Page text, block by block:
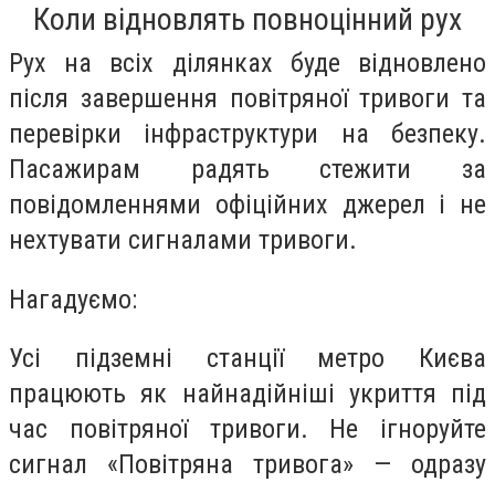
Коли відновлять повноцінний рух
Рух на всіх ділянках буде відновлено
після завершення повітряної тривоги та
перевірки інфраструктури на безпеку.
Пасажирам радять стежити за
повідомленнями офіційних джерел і не
нехтувати сигналами тривоги.
Нагадуємо:
Усі підземні станції метро Києва
працюють як найнадійніші укриття під
час повітряної тривоги. Не ігноруйте
сигнал «Повітряна тривога» — одразу